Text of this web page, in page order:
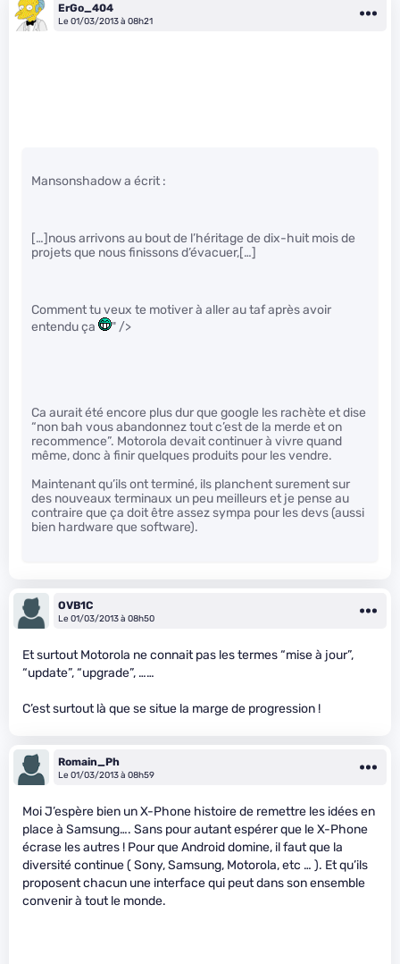
ErGo_404
Le 01/03/2013 à 08h21
Mansonshadow a écrit :
[…]nous arrivons au bout de l’héritage de dix-huit mois de
projets que nous finissons d’évacuer,[…]
Comment tu veux te motiver à aller au taf après avoir
entendu ça
" />
Ca aurait été encore plus dur que google les rachète et dise
“non bah vous abandonnez tout c’est de la merde et on
recommence”. Motorola devait continuer à vivre quand
même, donc à finir quelques produits pour les vendre.
Maintenant qu’ils ont terminé, ils planchent surement sur
des nouveaux terminaux un peu meilleurs et je pense au
contraire que ça doit être assez sympa pour les devs (aussi
bien hardware que software).
OVB1C
Le 01/03/2013 à 08h50
Et surtout Motorola ne connait pas les termes “mise à jour”,
“update”, “upgrade”, ……
C’est surtout là que se situe la marge de progression !
Romain_Ph
Le 01/03/2013 à 08h59
Moi J’espère bien un X-Phone histoire de remettre les idées en
place à Samsung…. Sans pour autant espérer que le X-Phone
écrase les autres ! Pour que Android domine, il faut que la
diversité continue ( Sony, Samsung, Motorola, etc … ). Et qu’ils
proposent chacun une interface qui peut dans son ensemble
convenir à tout le monde.